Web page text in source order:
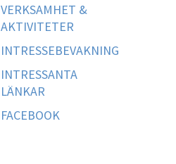
VERKSAMHET &
AKTIVITETER
INTRESSEBEVAKNING
INTRESSANTA
LÄNKAR
FACEBOOK